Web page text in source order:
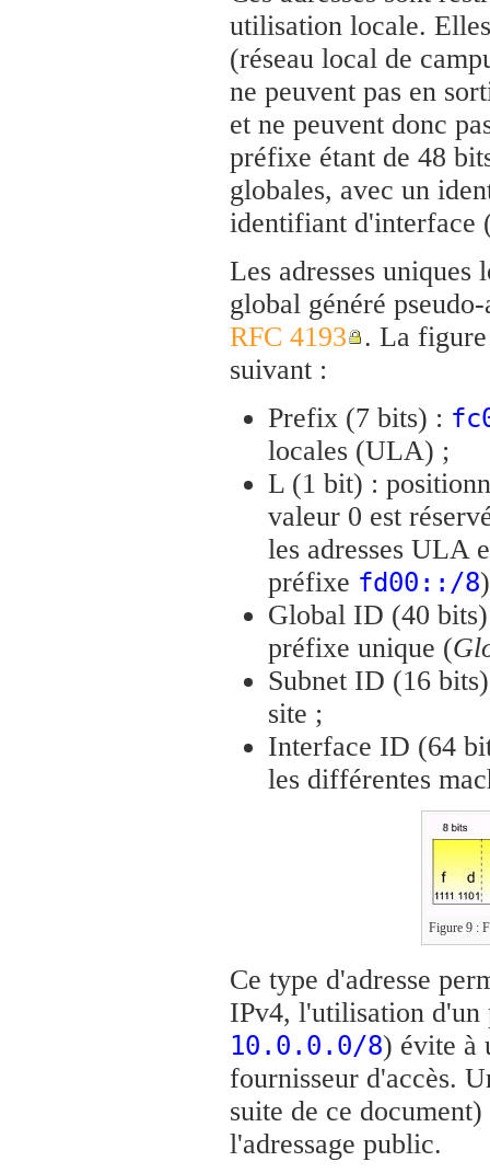
utilisation locale.
(réseau local de
ne peuvent pas en
et ne peuvent donc
préfixe étant de 48
globales, avec un
identifiant d'interface
Les adresses
global généré
RFC 4193
. La figure
suivant :
Prefix (7 bits) :
locales (ULA) ;
L (1 bit) :
valeur 0 est
les adresses ULA
préfixe fd00::/8
Global ID (40
préfixe unique (
Subnet ID (16
site ;
Interface ID (64
les différentes
Figure 9 :
Ce type d'adresse
IPv4, l'utilisation
10.0.0.0/8) évite à
fournisseur d'accès.
suite de ce
l'adressage public.